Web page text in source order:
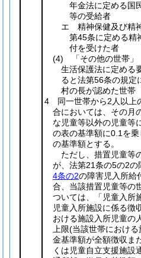
年金法に定める国
等の受給者
エ 精神保健及び精
第45条に定める精
付を受けた者
(4) 「その他の世帯」
生活保護法に定める
ると法第56条の規定
村の長が認めた世帯
4 同一世帯から2人以上
合においては、その月
な児童等以外の児童等
の表の基準額に0.1を
の基準額とする。
ただし、措置児童等
が、法第21条の5の2の
4条の2の障害児入所給
合、当該措置児童等の
ついては、「 児童入所
児童入所施設に係る徴
おける施設入所児童の
上限(当該世帯におけ
金基準額が全額徴収ま
くは児童自立支援施設